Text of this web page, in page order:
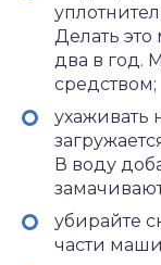
Делать
два в год.
средством;
ухаживать
В воду
убирайте
части